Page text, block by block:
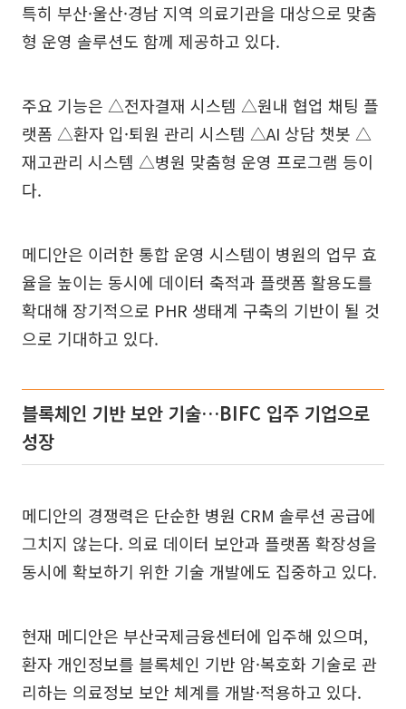
특히 부산·울산·경남 지역 의료기관을 대상으로 맞춤
형 운영 솔루션도 함께 제공하고 있다.
주요 기능은 △전자결재 시스템 △원내 협업 채팅 플
랫폼 △환자 입·퇴원 관리 시스템 △AI 상담 챗봇 △
재고관리 시스템 △병원 맞춤형 운영 프로그램 등이
다.
메디안은 이러한 통합 운영 시스템이 병원의 업무 효
율을 높이는 동시에 데이터 축적과 플랫폼 활용도를
확대해 장기적으로 PHR 생태계 구축의 기반이 될 것
으로 기대하고 있다.
블록체인 기반 보안 기술…BIFC 입주 기업으로
성장
메디안의 경쟁력은 단순한 병원 CRM 솔루션 공급에
그치지 않는다. 의료 데이터 보안과 플랫폼 확장성을
동시에 확보하기 위한 기술 개발에도 집중하고 있다.
현재 메디안은 부산국제금융센터에 입주해 있으며,
환자 개인정보를 블록체인 기반 암·복호화 기술로 관
리하는 의료정보 보안 체계를 개발·적용하고 있다.